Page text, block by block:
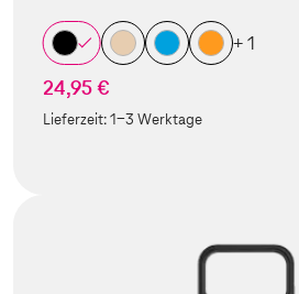
+ 1
24,95 €
Lieferzeit:1-3 Werktage